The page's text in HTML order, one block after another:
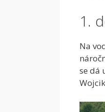
1.
Na
se dá